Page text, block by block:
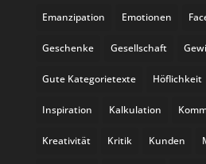
Emanzipation Emotionen
Geschenke Gesellschaft
Gute Kategorietexte Höflichkeit
Inspiration Kalkulation
Kreativität Kritik Kunden